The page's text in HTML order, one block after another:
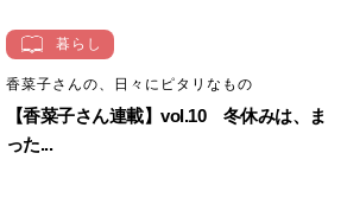
暮らし
香菜子さんの、日々にピタリなもの
【香菜子さん連載】vol.10 冬休みは、ま
った...